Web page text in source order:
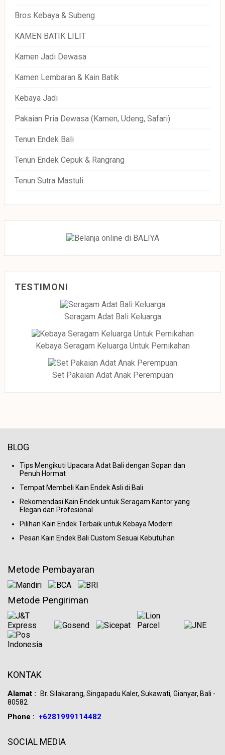
Bros Kebaya & Subeng
KAMEN BATIK LILIT
Kamen Jadi Dewasa
Kamen Lembaran & Kain Batik
Kebaya Jadi
Pakaian Pria Dewasa (Kamen, Udeng, Safari)
Tenun Endek Bali
Tenun Endek Cepuk & Rangrang
Tenun Sutra Mastuli
TESTIMONI
Seragam Adat Bali Keluarga
Kebaya Seragam Keluarga Untuk Pernikahan
Set Pakaian Adat Anak Perempuan
BLOG
Tips Mengikuti Upacara Adat Bali dengan Sopan dan
Penuh Hormat
Tempat Membeli Kain Endek Asli di Bali
Rekomendasi Kain Endek untuk Seragam Kantor yang
Elegan dan Profesional
Pilihan Kain Endek Terbaik untuk Kebaya Modern
Pesan Kain Endek Bali Custom Sesuai Kebutuhan
Metode Pembayaran
Metode Pengiriman
KONTAK
Alamat :
Br. Silakarang, Singapadu Kaler, Sukawati, Gianyar, Bali -
80582
Phone : +6281999114482
SOCIAL MEDIA